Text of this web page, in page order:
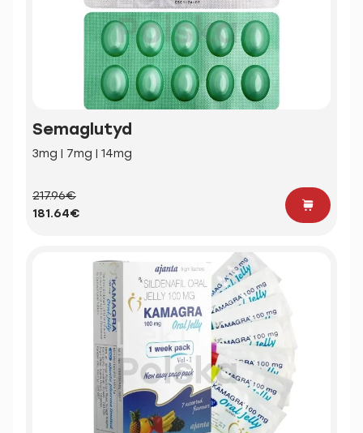
Semaglutyd
3mg | 7mg | 14mg
217.96€
181.64€